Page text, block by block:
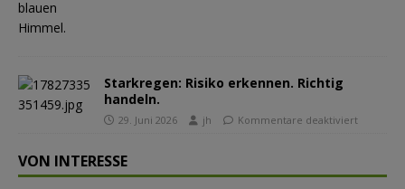
Starkregen: Risiko erkennen. Richtig
handeln.
29. Juni 2026 jh Kommentare deaktiviert
VON INTERESSE